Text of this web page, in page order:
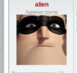
alien
Администратор